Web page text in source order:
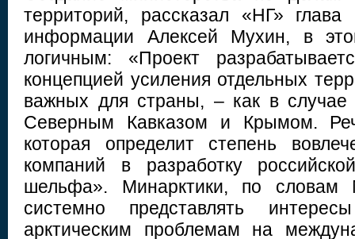
территорий, рассказал «НГ» глава
информации Алексей Мухин, в
логичным: «Проект
концепцией усиления отдельных
важных для страны, – как в
Северным Кавказом и Крымом.
которая определит степень
компаний в разработку
шельфа». Минарктики, по словам
системно представлять
арктическим проблемам на